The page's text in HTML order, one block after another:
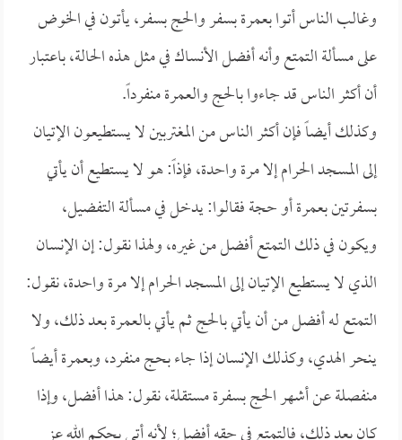
وغالب الناس أتوا بعمرة بسفر والحج بسفر، يأتون في الخوض
على مسألة التمتع وأنه أفضل الأنساك في مثل هذه الحالة، باعتبار
أن أكثر الناس قد جاءوا بالحج والعمرة منفرداً.
وكذلك أيضاً فإن أكثر الناس من المغتربين لا يستطيعون الإتيان
إلى المسجد الحرام إلا مرة واحدة، فإذاً: هو لا يستطيع أن يأتي
بسفرتين بعمرة أو حجة فقالوا: يدخل في مسألة التفضيل،
ويكون في ذلك التمتع أفضل من غيره، ولهذا نقول: إن الإنسان
الذي لا يستطيع الإتيان إلى المسجد الحرام إلا مرة واحدة، نقول:
التمتع له أفضل من أن يأتي بالحج ثم يأتي بالعمرة بعد ذلك، ولا
ينحر الهدي، وكذلك الإنسان إذا جاء بحج منفرد، وبعمرة أيضاً
منفصلة عن أشهر الحج بسفرة مستقلة، نقول: هذا أفضل، وإذا